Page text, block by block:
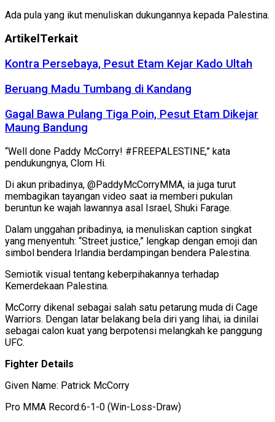
Ada pula yang ikut menuliskan dukungannya kepada Palestina.
Artikel Terkait
Kontra Persebaya, Pesut Etam Kejar Kado Ultah
Beruang Madu Tumbang di Kandang
Gagal Bawa Pulang Tiga Poin, Pesut Etam Dikejar
Maung Bandung
“Well done Paddy McCorry! #FREEPALESTINE,” kata
pendukungnya, Clom Hi.
Di akun pribadinya, @PaddyMcCorryMMA, ia juga turut
membagikan tayangan video saat ia memberi pukulan
beruntun ke wajah lawannya asal Israel, Shuki Farage.
Dalam unggahan pribadinya, ia menuliskan caption singkat
yang menyentuh: “Street justice,” lengkap dengan emoji dan
simbol bendera Irlandia berdampingan bendera Palestina.
Semiotik visual tentang keberpihakannya terhadap
Kemerdekaan Palestina.
McCorry dikenal sebagai salah satu petarung muda di Cage
Warriors. Dengan latar belakang bela diri yang lihai, ia dinilai
sebagai calon kuat yang berpotensi melangkah ke panggung
UFC.
Fighter Details
Given Name: Patrick McCorry
Pro MMA Record:6-1-0 (Win-Loss-Draw)